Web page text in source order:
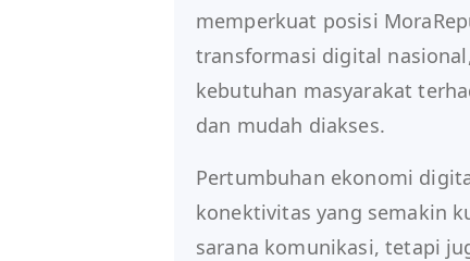
memperkuat posisi
transformasi digital
kebutuhan masyarakat
dan mudah diakses.
Pertumbuhan ekonomi
konektivitas yang semakin
sarana komunikasi, tetapi